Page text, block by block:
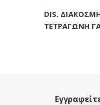
DIS.
ΤΕΤΡΑΓΩΝΗ